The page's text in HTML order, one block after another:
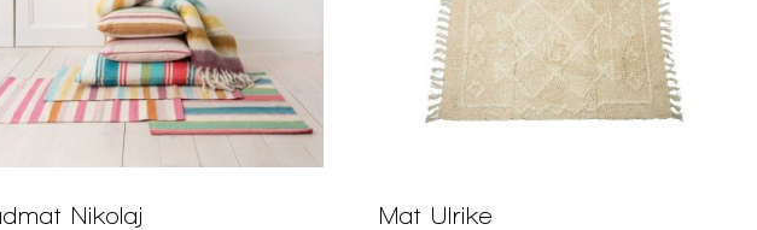
Nikolaj
Mat Ulrike